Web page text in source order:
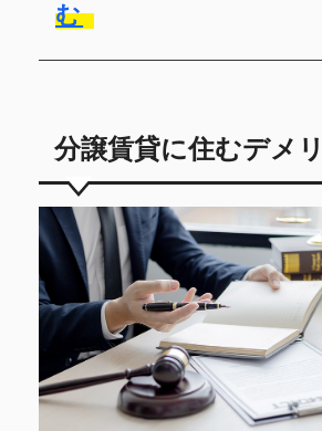
む
分譲賃貸に住むデメ